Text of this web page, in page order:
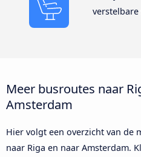
verstelbare
Meer busroutes naar
Amsterdam
Hier volgt een overzicht van de
naar Riga en naar Amsterdam.